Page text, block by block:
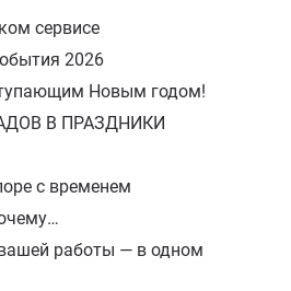
сервисе
2026
Новым годом!
В ПРАЗДНИКИ
с временем
работы — в одном